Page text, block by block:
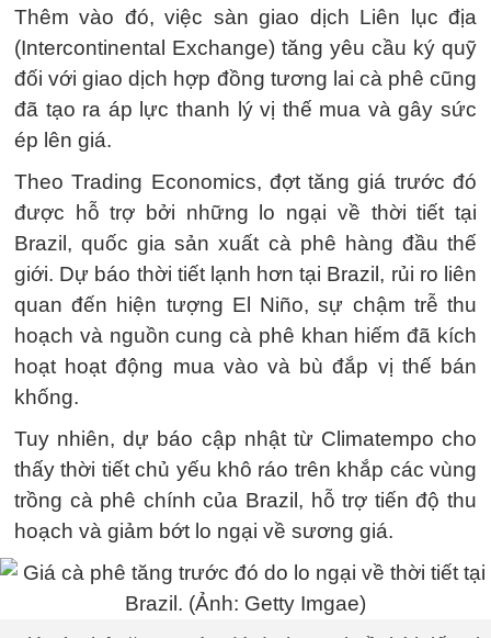
Thêm vào đó, việc sàn giao dịch Liên lục địa
(Intercontinental Exchange) tăng yêu cầu ký quỹ
đối với giao dịch hợp đồng tương lai cà phê cũng
đã tạo ra áp lực thanh lý vị thế mua và gây sức
ép lên giá.
Theo Trading Economics, đợt tăng giá trước đó
được hỗ trợ bởi những lo ngại về thời tiết tại
Brazil, quốc gia sản xuất cà phê hàng đầu thế
giới. Dự báo thời tiết lạnh hơn tại Brazil, rủi ro liên
quan đến hiện tượng El Niño, sự chậm trễ thu
hoạch và nguồn cung cà phê khan hiếm đã kích
hoạt hoạt động mua vào và bù đắp vị thế bán
khống.
Tuy nhiên, dự báo cập nhật từ Climatempo cho
thấy thời tiết chủ yếu khô ráo trên khắp các vùng
trồng cà phê chính của Brazil, hỗ trợ tiến độ thu
hoạch và giảm bớt lo ngại về sương giá.